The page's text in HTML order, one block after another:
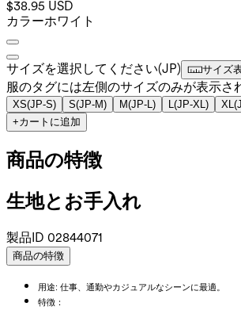
$38.95 USD
カラーホワイト
サイズを選択してください(JP) サイズ
服のタグには左側のサイズのみが表示さ
XS(JP-S) S(JP-M) M(JP-L) L(JP-XL) XL(
+カートに追加
商品の特徴
生地とお手入れ
製品ID 02844071
商品の特徴
用途: 仕事、通勤やカジュアルなシーンに最適。
特徴：